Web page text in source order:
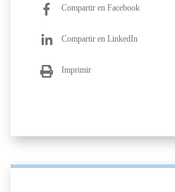
Compartir en Facebook
Compartir en LinkedIn
Imprimir